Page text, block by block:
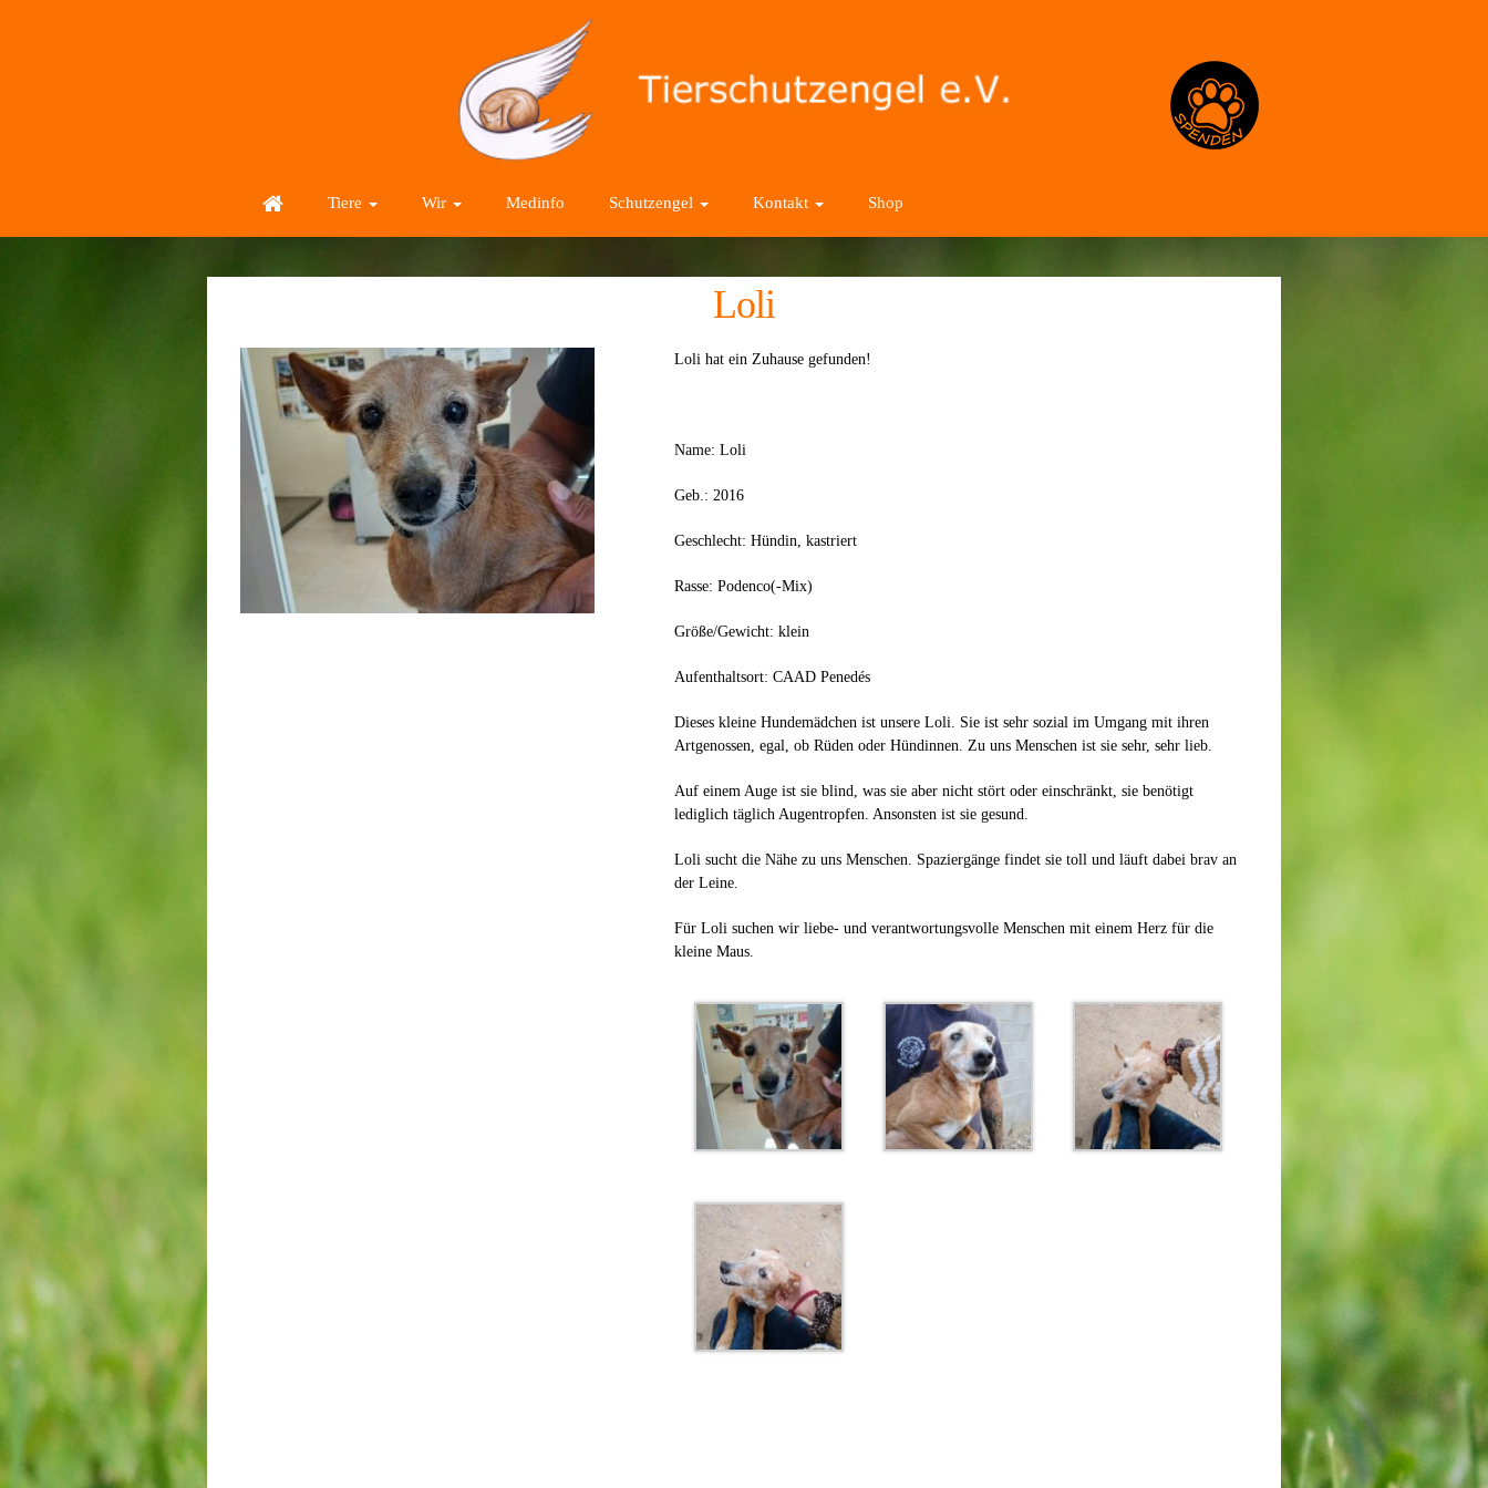
Tiere Wir Medinfo Schutzengel Kontakt Shop
Loli
Loli hat ein Zuhause gefunden!
Name: Loli
Geb.: 2016
Geschlecht: Hündin, kastriert
Rasse: Podenco(-Mix)
Größe/Gewicht: klein
Aufenthaltsort: CAAD Penedés
Dieses kleine Hundemädchen ist unsere Loli. Sie ist sehr sozial im Umgang mit ihren
Artgenossen, egal, ob Rüden oder Hündinnen. Zu uns Menschen ist sie sehr, sehr lieb.
Auf einem Auge ist sie blind, was sie aber nicht stört oder einschränkt, sie benötigt
lediglich täglich Augentropfen. Ansonsten ist sie gesund.
Loli sucht die Nähe zu uns Menschen. Spaziergänge findet sie toll und läuft dabei brav an
der Leine.
Für Loli suchen wir liebe- und verantwortungsvolle Menschen mit einem Herz für die
kleine Maus.